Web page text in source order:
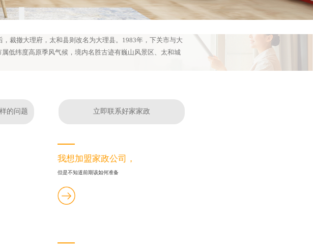
裁撤大理府，太和县则改名为大理县。1983年，下关市与大
低纬度高原季风气候，境内名胜古迹有巍山风景区、太和城
的问题 立即联系好家家政
我想加盟家政公司，
但是不知道前期该如何准备